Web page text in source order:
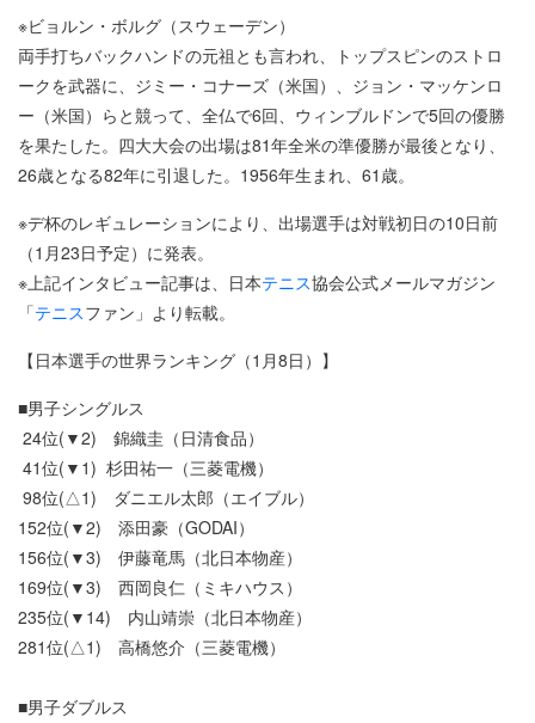
※ビョルン・ボルグ（スウェーデン）
両手打ちバックハンドの元祖とも言われ、トップスピンのストロ
ークを武器に、ジミー・コナーズ（米国）、ジョン・マッケンロ
ー（米国）らと競って、全仏で6回、ウィンブルドンで5回の優勝
を果たした。四大大会の出場は81年全米の準優勝が最後となり、
26歳となる82年に引退した。1956年生まれ、61歳。
※デ杯のレギュレーションにより、出場選手は対戦初日の10日前
（1月23日予定）に発表。
※上記インタビュー記事は、日本テニス協会公式メールマガジン
「テニスファン」より転載。
【日本選手の世界ランキング（1月8日）】
■男子シングルス
24位(▼2) 錦織圭（日清食品）
41位(▼1) 杉田祐一（三菱電機）
98位(△1) ダニエル太郎（エイブル）
152位(▼2) 添田豪（GODAI）
156位(▼3) 伊藤竜馬（北日本物産）
169位(▼3) 西岡良仁（ミキハウス）
235位(▼14) 内山靖崇（北日本物産）
281位(△1) 高橋悠介（三菱電機）
■男子ダブルス